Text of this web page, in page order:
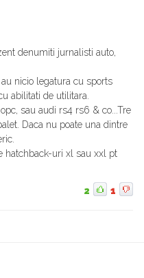
denumiti jurnalisti auto,
nicio legatura cu sports
abilitati de utilitara.
sau audi rs4 rs6 & co...Tre
Daca nu poate una dintre
hatchback-uri xl sau xxl pt
2 1